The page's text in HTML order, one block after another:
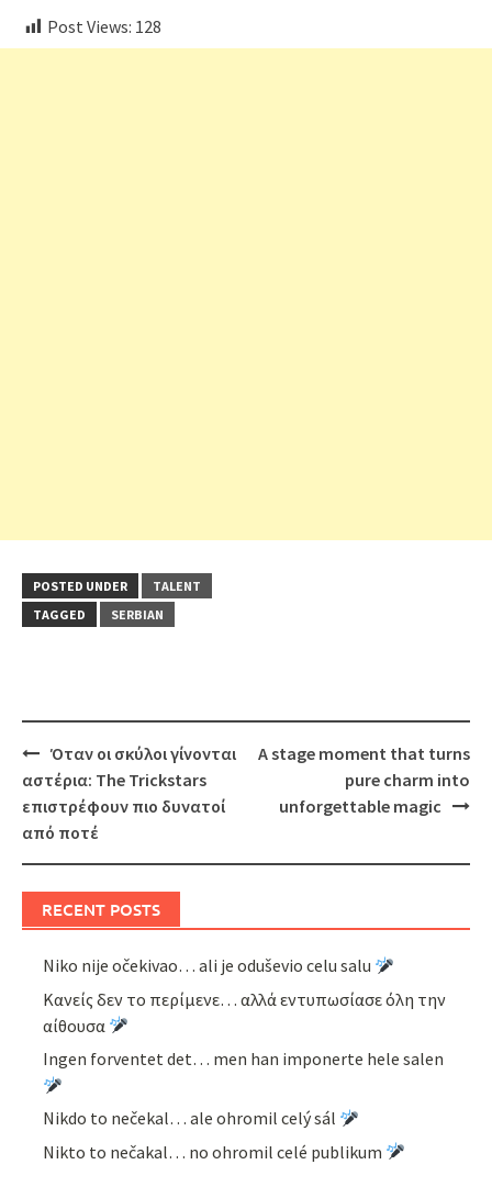
Post Views: 128
POSTED UNDER
TALENT
TAGGED
SERBIAN
Post
navigation
Όταν οι σκύλοι γίνονται
αστέρια: The Trickstars
επιστρέφουν πιο δυνατοί
από ποτέ
A stage moment that turns
pure charm into
unforgettable magic
RECENT POSTS
Niko nije očekivao… ali je oduševio celu salu
Κανείς δεν το περίμενε… αλλά εντυπωσίασε όλη την
αίθουσα
Ingen forventet det… men han imponerte hele salen
Nikdo to nečekal… ale ohromil celý sál
Nikto to nečakal… no ohromil celé publikum